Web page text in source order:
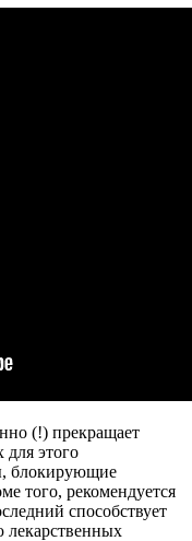
(!) прекращает
для этого
блокирующие
того, рекомендуется
способствует
лекарственных